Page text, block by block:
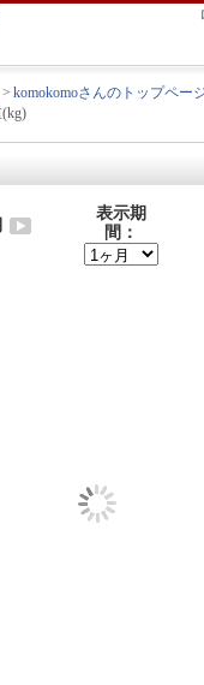
> komokomoさんのトップペー
表示期
間：